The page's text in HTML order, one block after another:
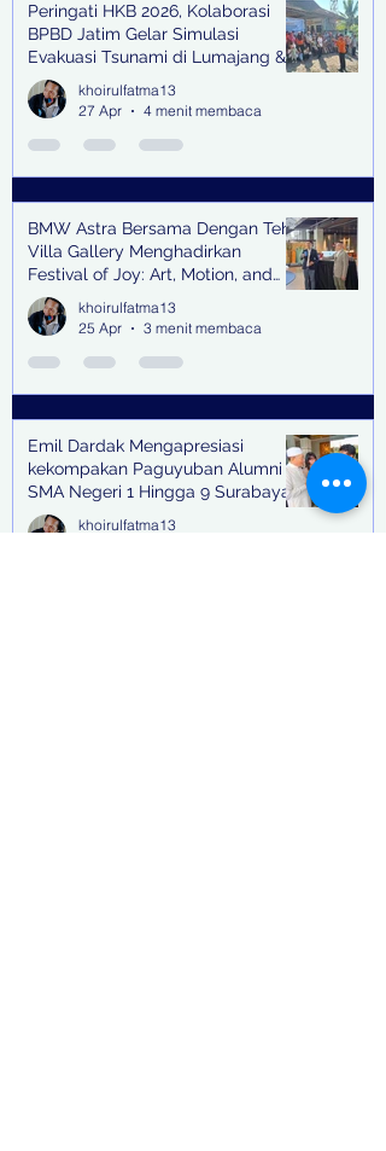
Peringati HKB 2026, Kolaborasi
BPBD Jatim Gelar Simulasi
Evakuasi Tsunami di Lumajang &
Trenggalek
khoirulfatma13
27 Apr
4 menit membaca
BMW Astra Bersama Dengan Teh
Villa Gallery Menghadirkan
Festival of Joy: Art, Motion, and
Scent
khoirulfatma13
25 Apr
3 menit membaca
Emil Dardak Mengapresiasi
kekompakan Paguyuban Alumni
SMA Negeri 1 Hingga 9 Surabaya
(Pasmanbaya) dalam Kegiatan
Halal Bihalal
khoirulfatma13